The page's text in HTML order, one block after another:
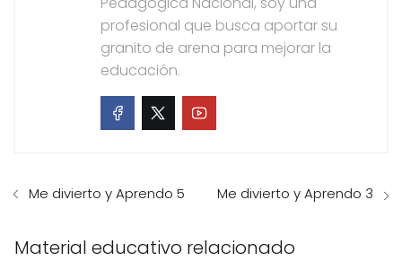
profesional que busca aportar su
granito de arena para mejorar la
educación.
Me divierto y Aprendo 5 Me divierto y Aprendo 3
Material educativo relacionado